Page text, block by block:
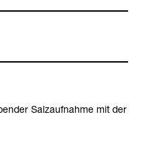
Salz­auf­nahme mit der